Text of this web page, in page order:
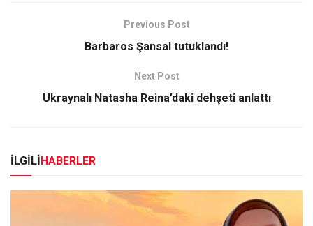
Previous Post
Barbaros Şansal tutuklandı!
Next Post
Ukraynalı Natasha Reina’daki dehşeti anlattı
İLGİLİHABERLER